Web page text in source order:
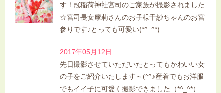
す！冠稲荷神社宮司のご家族が撮影されました
☆宮司長女摩莉さんのお子様千紗ちゃんのお宮
参りです♪とっても可愛い(*^_^*)
2017年05月12日
先日撮影させていただいたとってもかわいい女
の子をご紹介いたします～(^^♪産着でもお洋服
でもイイ子に可愛く撮影できました（*^_^*）